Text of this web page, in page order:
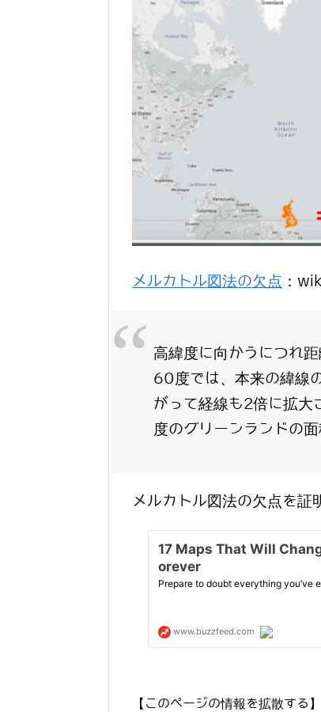
メルカトル図法の欠点 ：
高緯度に向かうにつれ
60度では、本来の緯線
がって経線も2倍に拡大
度のグリーンランドの
メルカトル図法の欠点を証
【このページの情報を拡散する】